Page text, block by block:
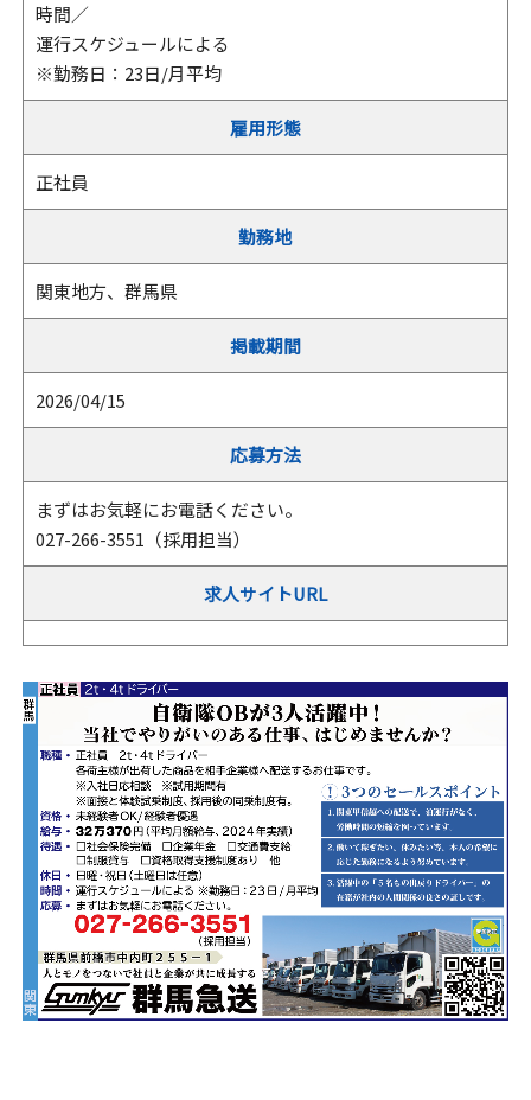
時間／
運行スケジュールによる
※勤務日：23日/月平均
雇用形態
正社員
勤務地
関東地方、群馬県
掲載期間
2026/04/15
応募方法
まずはお気軽にお電話ください。
027-266-3551（採用担当）
求人サイトURL